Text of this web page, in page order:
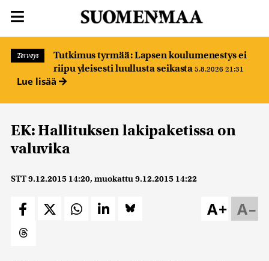
Terveys
Tutkimus tyrmää: Lapsen koulumenestys ei
riipu yleisesti luullusta seikasta 5.8.2026 21:31
Lue lisää
EK: Hallituksen lakipaketissa on
valuvika
STT9.12.2015 14:20, muokattu9.12.2015 14:22
A–
A+